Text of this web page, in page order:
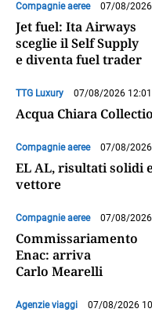
Compagnie aeree 07/08/
Jet fuel: Ita Airways
sceglie il Self Supply
e diventa fuel trader
TTG Luxury 07/08/2026 12:01
Acqua Chiara
Compagnie aeree 07/08/
EL AL, risultati solidi
vettore
Compagnie aeree 07/08/
Commissariamento
Enac: arriva
Carlo Mearelli
Agenzie viaggi 07/08/2026